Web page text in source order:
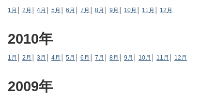
1月 2月 4月 5月 6月 7月 8月 9月 10月 11月 12月
2010年
1月 2月 3月 4月 5月 6月 7月 8月 9月 10月 11月 12月
2009年